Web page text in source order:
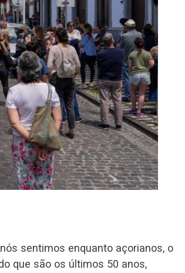
sentimos enquanto açorianos, o
que são os últimos 50 anos,